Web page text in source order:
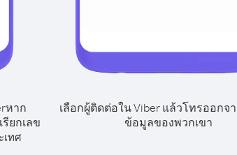
หาก
ยกเลข
เทศ
เลือกผู้ติดต่อใน Viber แล้วโทรออกจ
ข้อมูลของพวกเขา